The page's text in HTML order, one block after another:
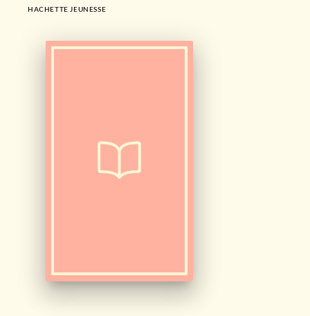
HACHETTE JEUNESSE